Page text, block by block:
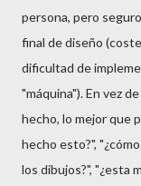
persona, pero
final de diseño
dificultad de
"máquina"). En vez
hecho, lo mejor que
hecho esto?",
los dibujos?", "¿esta